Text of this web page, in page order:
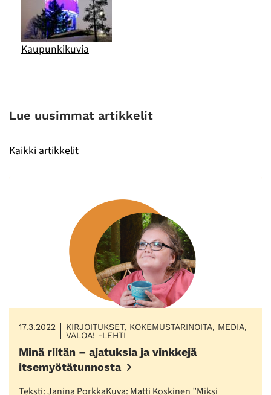
Kaupunkikuvia
Lue uusimmat artikkelit
Kaikki artikkelit
17.3.2022
KIRJOITUKSET, KOKEMUSTARINOITA, MEDIA,
VALOA! -LEHTI
Minä riitän – ajatuksia ja vinkkejä
itsemyötätunnosta
Teksti: Janina PorkkaKuva: Matti Koskinen ”Miksi